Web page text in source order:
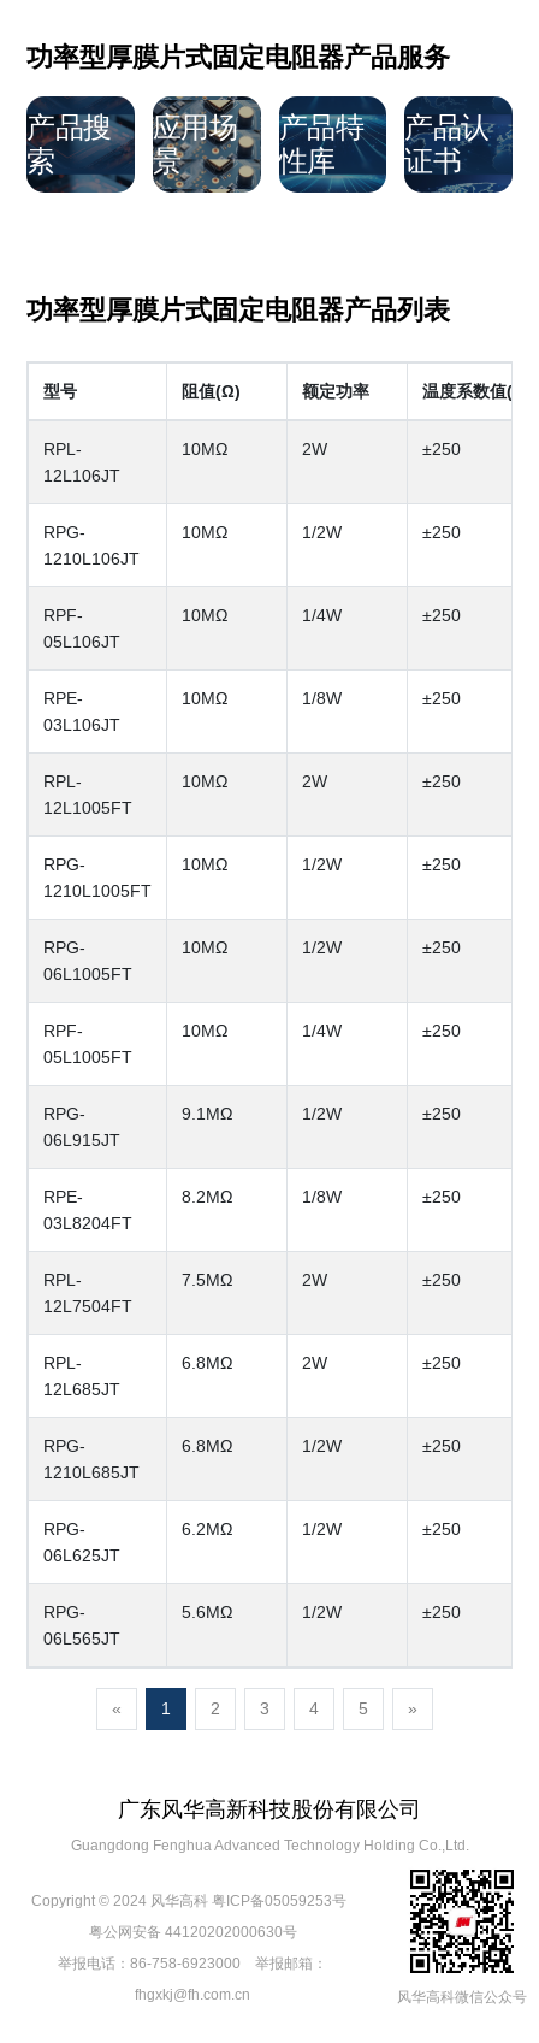
功率型厚膜片式固定电阻器产品服务
产品搜
索
应用场
景
产品特
性库
产品认
证书
功率型厚膜片式固定电阻器产品列表
型号 阻值(Ω) 额定功率 温度系数值
RPL-
12L106JT
10MΩ 2W ±250
RPG-
1210L106JT
10MΩ 1/2W ±250
RPF-
05L106JT
10MΩ 1/4W ±250
RPE-
03L106JT
10MΩ 1/8W ±250
RPL-
12L1005FT
10MΩ 2W ±250
RPG-
1210L1005FT
10MΩ 1/2W ±250
RPG-
06L1005FT
10MΩ 1/2W ±250
RPF-
05L1005FT
10MΩ 1/4W ±250
RPG-
06L915JT
9.1MΩ 1/2W ±250
RPE-
03L8204FT
8.2MΩ 1/8W ±250
RPL-
12L7504FT
7.5MΩ 2W ±250
RPL-
12L685JT
6.8MΩ 2W ±250
RPG-
1210L685JT
6.8MΩ 1/2W ±250
RPG-
06L625JT
6.2MΩ 1/2W ±250
RPG-
06L565JT
5.6MΩ 1/2W ±250
« 1 2 3 4 5 »
广东风华高新科技股份有限公司
Guangdong Fenghua Advanced Technology Holding Co.,Ltd.
风华高科微信公众号
Copyright © 2024 风华高科 粤ICP备05059253号
粤公网安备 44120202000630号
举报电话：86-758-6923000 举报邮箱：
fhgxkj@fh.com.cn